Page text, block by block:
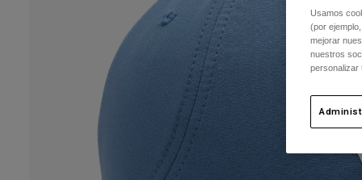
Usamos
(por
mejorar
nuestros
personalizar